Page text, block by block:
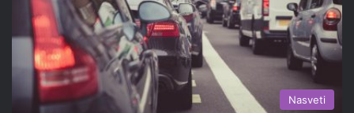
Nasveti